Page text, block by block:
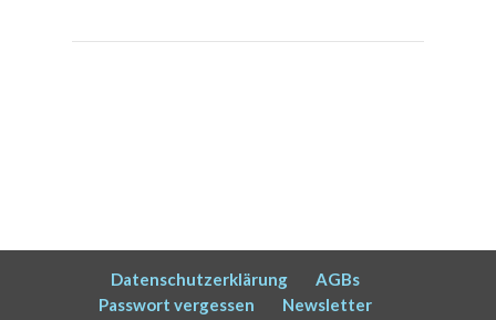
Datenschutzerklärung
AGBs
Passwort vergessen
Newsletter